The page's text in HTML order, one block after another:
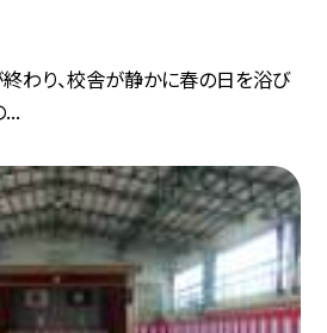
わり、校舎が静かに春の日を浴び